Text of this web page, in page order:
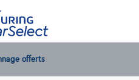
disponibles